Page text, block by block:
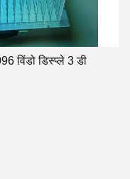
विंडो डिस्प्ले 3 डी